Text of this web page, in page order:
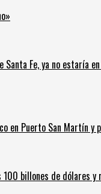
Fe, ya no estaría
en Puerto San Martín
billones de dólares